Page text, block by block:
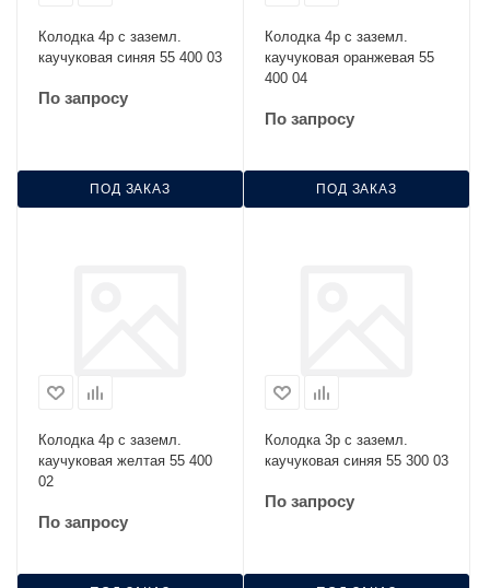
Колодка 4р с заземл.
каучуковая синяя 55 400 03
По запросу
ПОД ЗАКАЗ
Колодка 4р с заземл.
каучуковая оранжевая 55
400 04
По запросу
ПОД ЗАКАЗ
Колодка 4р с заземл.
каучуковая желтая 55 400
02
По запросу
Колодка 3р с заземл.
каучуковая синяя 55 300 03
По запросу